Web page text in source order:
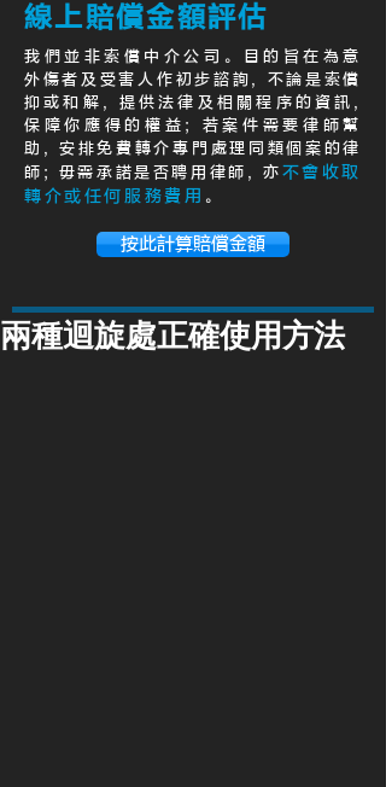
線上賠償金額評估
我們並非索償中介公司。目的旨在為意
外傷者及受害人作初步諮詢, 不論是索償
抑或和解, 提供法律及相關程序的資訊,
保障你應得的權益; 若案件需要律師幫
助, 安排免費轉介專門處理同類個案的律
師; 毋需承諾是否聘用律師, 亦 不會收取
轉介或任何服務費用 。
按此計算賠償金額
兩種迴旋處正確使用方法